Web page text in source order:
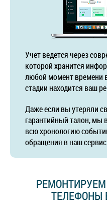
Учет ведется через
которой хранится
любой момент времени
стадии находится ваш
Даже если вы утеряли
гарантийный талон, мы
всю хронологию
обращения в наш
ТЕЛЕФОНЫ